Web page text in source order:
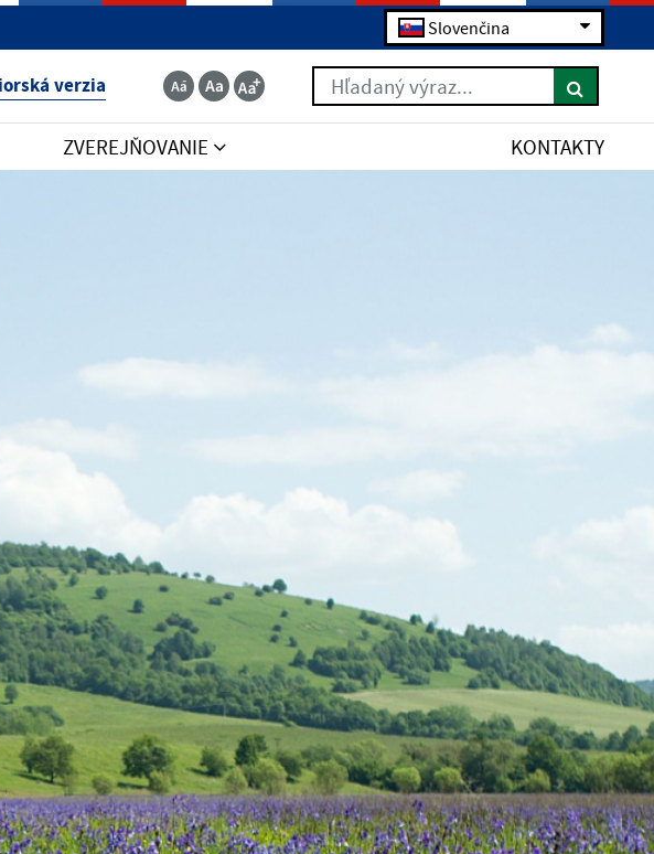
Slovenčina
verzia Hľadaný výraz...
ZVEREJŇOVANIE KONTAKTY